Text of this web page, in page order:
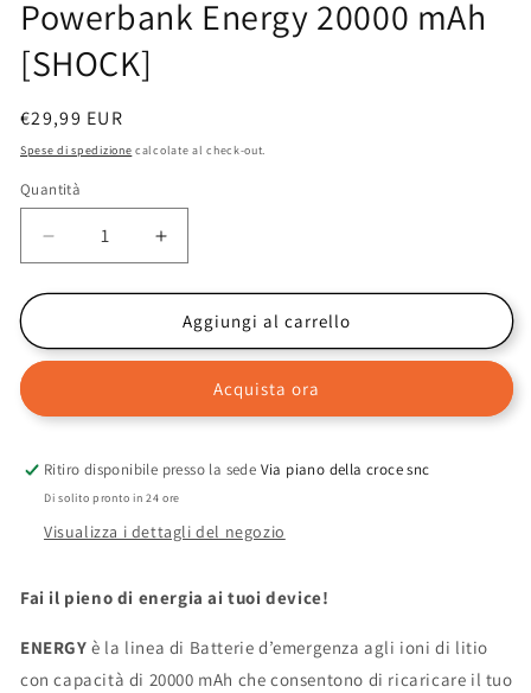
Powerbank Energy 20000 mAh
[SHOCK]
Prezzo
di
€29,99 EUR
Spese di spedizione calcolate al check-out.
Quantità
Diminuisci
quantità
per
PBE20000
Powerbank
20000
mAh
[SHOCK]
Aumenta
quantità
per
CELLY
PBE20000
Powerbank
20000
mAh
[SHOCK]
Aggiungi al carrello
Acquista ora
Ritiro disponibile presso la sede Via piano della croce snc
Di solito pronto in 24 ore
Visualizza i dettagli del negozio
Fai il pieno di energia ai tuoi device!
ENERGYè la linea di Batterie d’emergenza agli ioni di litio
con capacità di 20000 mAh che consentono di ricaricare il tuo